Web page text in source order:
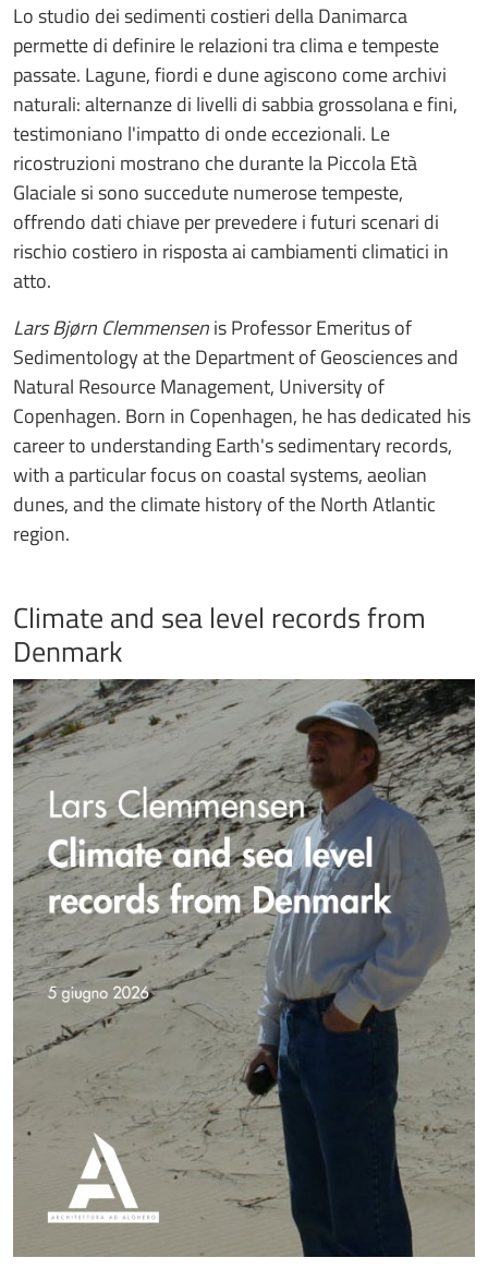
Lo studio dei sedimenti costieri della Danimarca
permette di definire le relazioni tra clima e tempeste
passate. Lagune, fiordi e dune agiscono come archivi
naturali: alternanze di livelli di sabbia grossolana e fini,
testimoniano l'impatto di onde eccezionali. Le
ricostruzioni mostrano che durante la Piccola Età
Glaciale si sono succedute numerose tempeste,
offrendo dati chiave per prevedere i futuri scenari di
rischio costiero in risposta ai cambiamenti climatici in
atto.
Lars Bjørn Clemmensenis Professor Emeritus of
Sedimentology at the Department of Geosciences and
Natural Resource Management, University of
Copenhagen. Born in Copenhagen, he has dedicated his
career to understanding Earth's sedimentary records,
with a particular focus on coastal systems, aeolian
dunes, and the climate history of the North Atlantic
region.
Climate and sea level records from
Denmark